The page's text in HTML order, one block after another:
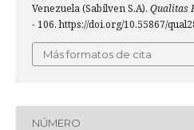
Venezuela (Sabilven S.A). Qualitas
- 106. https://doi.org/10.55867/
Más formatos de cita
NÚMERO